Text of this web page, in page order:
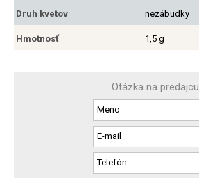
Druh kvetov nezábudky
Hmotnosť 1,5 g
Otázka na predajcu